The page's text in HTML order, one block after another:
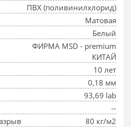
ПВХ (поливинилхлорид)
Матовая
Белый
ФИРМА MSD - premium
КИТАЙ
10 лет
0,18 мм
93,69 lab
--
80 кг/м2